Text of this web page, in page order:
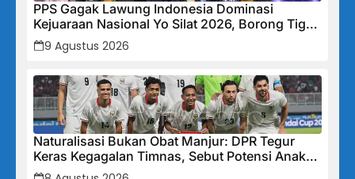
PPS Gagak Lawung Indonesia Dominasi
Kejuaraan Nasional Yo Silat 2026, Borong Tiga
Medali Emas
9 Agustus 2026
Naturalisasi Bukan Obat Manjur: DPR Tegur
Keras Kegagalan Timnas, Sebut Potensi Anak
Bangsa Terabaikan Demi “Jalan Pintas”